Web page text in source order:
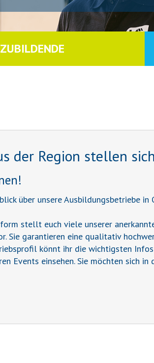
der Region stellen
über unsere Ausbildungsbetriebe in
stellt euch viele unserer
Sie garantieren eine qualitativ
könnt ihr die wichtigsten
Events einsehen. Sie möchten sich